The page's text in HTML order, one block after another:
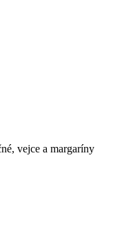
vejce a margaríny